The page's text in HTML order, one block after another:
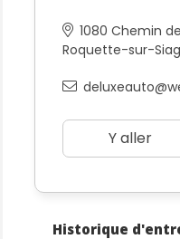
* Livraison à domicile
* Reprise ou rachat
* Mise à la vente de
* Service après-vente
Voici la liste des
1080 Chemin
Roquette-sur-
Y aller
Historique